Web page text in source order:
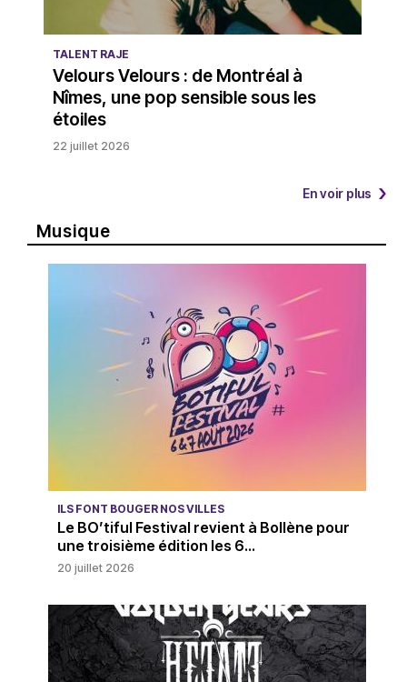
TALENT RAJE
Velours Velours : de Montréal à
Nîmes, une pop sensible sous les
étoiles
22 juillet 2026
En voir plus
Musique
ILS FONT BOUGER NOS VILLES
Le BO’tiful Festival revient à Bollène pour
une troisième édition les 6...
20 juillet 2026